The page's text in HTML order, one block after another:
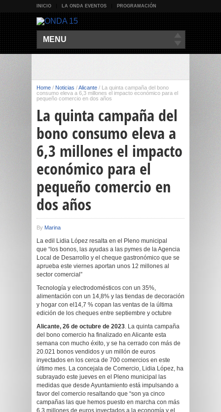
INICIO LA ONDA EVENTOS PROGRAMACIÓN
MENU
Home / Noticias /Alicante / La quinta campaña del bono
consumo eleva a 6,3 millones el impacto económico para el
pequeño comercio en dos años
La quinta campaña del
bono consumo eleva a
6,3 millones el impacto
económico para el
pequeño comercio en
dos años
By Marina
La edil Lidia López resalta en el Pleno municipal
que “los bonos, las ayudas a las pymes de la Agencia
Local de Desarrollo y el cheque gastronómico que se
aprueba este viernes aportan unos 12 millones al
sector comercial”
Tecnología y electrodomésticos con un 35%,
alimentación con un 14,8% y las tiendas de decoración
y hogar con el14,7 % copan las ventas de la última
edición de los cheques entre septiembre y octubre
Alicante, 26 de octubre de 2023. La quinta campaña
del bono comercio ha finalizado en Alicante esta
semana con mucho éxito, y se ha cerrado con más de
20.021 bonos vendidos y un millón de euros
inyectados en los cerca de 700 comercios en este
último mes. La concejala de Comercio, Lidia López, ha
subrayado este jueves en el Pleno municipal las
medidas que desde Ayuntamiento está impulsando a
favor del comercio resaltando que “son ya cinco
campañas las que hemos puesto en marcha con más
6,3 millones de euros inyectados a la economía y el